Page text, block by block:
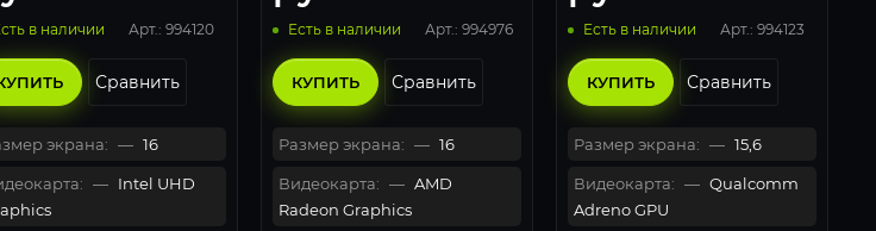
в наличии Арт.: 994120
Сравнить
экрана: — 16
— Intel UHD
Есть в наличии Арт.: 994976
КУПИТЬ Сравнить
Размер экрана: — 16
Видеокарта: — AMD
Radeon Graphics
Есть в наличии Арт.: 994123
КУПИТЬ Сравнить
Размер экрана: — 15,6
Видеокарта: — Qualcomm
Adreno GPU